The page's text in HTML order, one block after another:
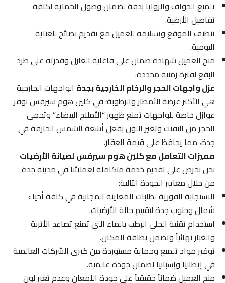
تلميع الحواف والزوايا بدقة لضمان وصول الحماية لكافة
تفاصيل الأرضية.
تنظيف الموقع وتسليمه للعميل مع تقديم نصائح للعناية
اليومية.
منح العميل شهادة ضمان على فاعلية العازل وقدرته على طرد
البقع لفترة زمنية محددة.
عزل واجهات الحجر والرخام الخارجية بجدةالواجهات الخارجية
هي الأكثر عرضة للأمطار والرطوبة؛ في كلين هوم سيرفس نوفر
عوازل خاصة للواجهات تمنع ظهور “الأملاح البيضاء” وتحمي
الحجر من التفتت وتغير اللون بفعل أشعة الشمس الحارقة في
جدة، مما يحافظ على قيمة العقار.
مميزات التعامل مع كلين هوم سيرفس لصيانة الأرضيات
نحن نحرص على تقديم خدمة متكاملة لعملائنا في مدينة جدة
من خلال معايير الجودة التالية:
الاستجابة الفورية لطلبات المعاينة المجانية في كافة أحياء
شمال وجنوب جدة لتقييم حالة الأرضيات.
استخدام تقنية الجلي الرطب بالماء التي تمنع تصاعد الأتربة
والغبار نهائياً وتضمن نظافة المكان.
توفير مواد تلميع وحماية مستوردة من كبرى الشركات العالمية
في إيطاليا وإسبانيا لضمان جودة عالمية.
منح العميل ضماناً حقيقياً على جودة اللمعان وعدم تغير لون